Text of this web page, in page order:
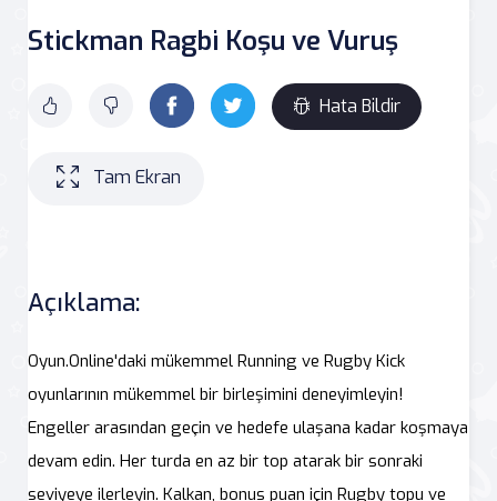
Stickman Ragbi Koşu ve Vuruş
Hata Bildir
Tam Ekran
Açıklama:
Oyun.Online'daki mükemmel Running ve Rugby Kick
oyunlarının mükemmel bir birleşimini deneyimleyin!
Engeller arasından geçin ve hedefe ulaşana kadar koşmaya
devam edin. Her turda en az bir top atarak bir sonraki
seviyeye ilerleyin. Kalkan, bonus puan için Rugby topu ve